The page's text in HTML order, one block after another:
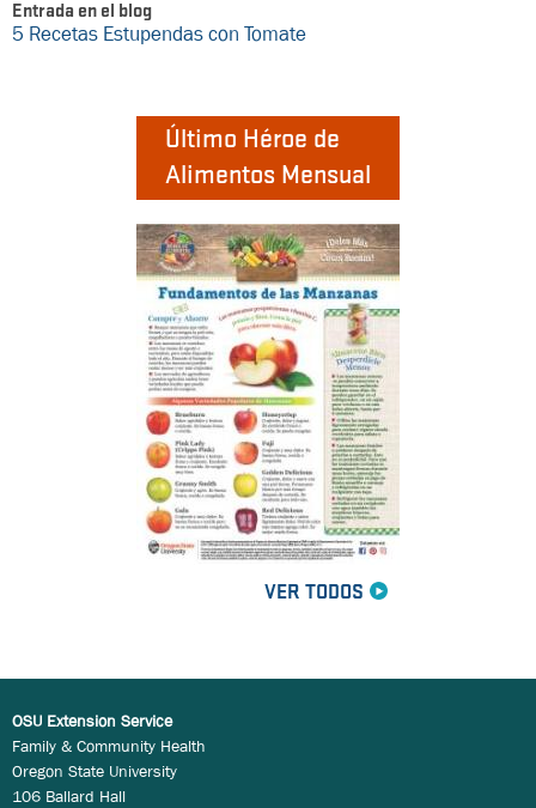
Entrada en el blog
5 Recetas Estupendas con Tomate
Último Héroe de
Alimentos Mensual
VER TODOS
OSU Extension Service
Family & Community Health
Oregon State University
106 Ballard Hall